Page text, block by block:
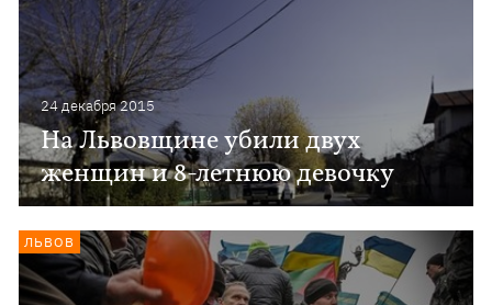
24 декабря 2015
На Львовщине убили двух
женщин и 8-летнюю девочку
ЛЬВОВ